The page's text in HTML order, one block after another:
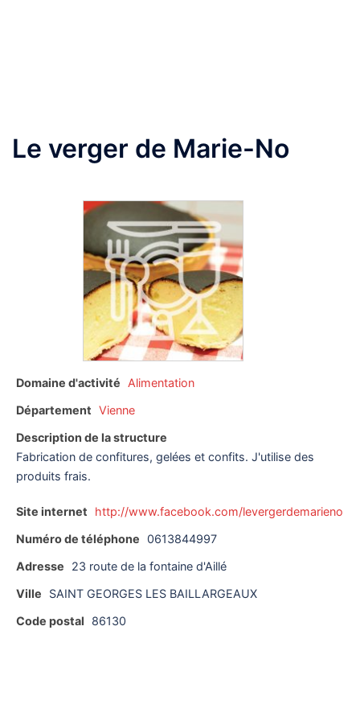
Le verger de Marie-No
Domaine d'activité
Alimentation
Département Vienne
Description de la structure
Fabrication de confitures, gelées et confits. J'utilise des
produits frais.
Site internet
http://www.facebook.com/levergerdemarieno
Numéro de téléphone 0613844997
Adresse
23 route de la fontaine d'Aillé
Ville
SAINT GEORGES LES BAILLARGEAUX
Code postal
86130